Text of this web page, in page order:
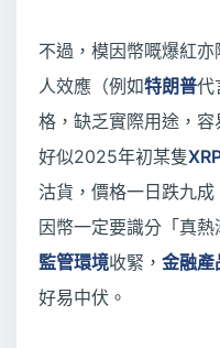
不過，模因幣嘅爆紅
人效應（例如特朗普代
格，缺乏實際用途，容
好似2025年初某隻
沽貨，價格一日跌九
因幣一定要識分「真
監管環境收緊， 金融產
好易中伏。